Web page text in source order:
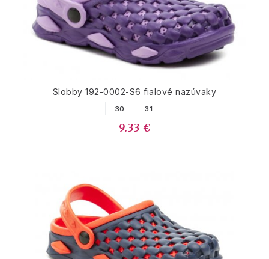
Slobby 192-0002-S6 fialové nazúvaky
30 31
9.33 €